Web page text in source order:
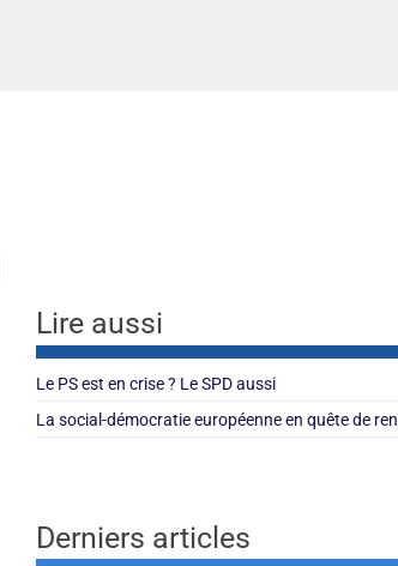
Lire aussi
Le PS est en crise ? Le SPD aussi
La social-démocratie européenne en quête de
Derniers articles